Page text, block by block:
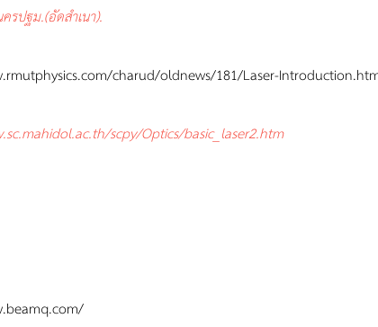
รปฐม.(อัดสำเนา).
charud/oldnews/181/Laser-
scpy/Optics/basic_laser2.htm